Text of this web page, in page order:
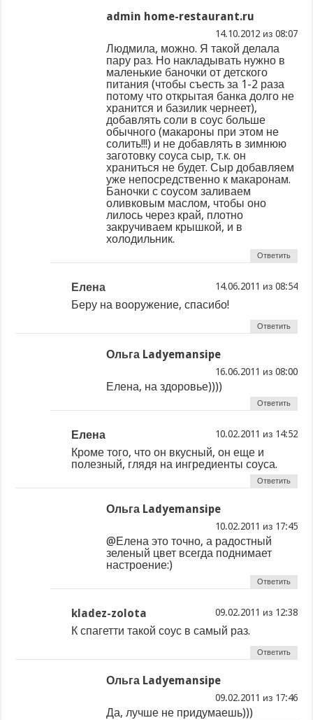
admin home-restaurant.ru
из
Людмила, можно. Я такой делала
пару раз. Но накладывать нужно в
маленькие баночки от детского
питания (чтобы съесть за 1-2 раза
потому что открытая банка долго не
хранится и базилик чернеет),
добавлять соли в соус больше
обычного (макароны при этом не
солить!!!) и не добавлять в зимнюю
заготовку соуса сыр, т.к. он
храниться не будет. Сыр добавляем
уже непосредственно к макаронам.
Баночки с соусом заливаем
оливковым маслом, чтобы оно
лилось через край, плотно
закручиваем крышкой, и в
холодильник.
Ответить
Елена из
Беру на вооружение, спасибо!
Ответить
Ольга Ladyemansipe
из
Елена, на здоровье))))
Ответить
Елена из
Кроме того, что он вкусный, он еще и
полезный, глядя на ингредиенты соуса.
Ответить
Ольга Ladyemansipe
из
@Елена это точно, а радостный
зеленый цвет всегда поднимает
настроение:)
Ответить
kladez-zolota из
К спагетти такой соус в самый раз.
Ответить
Ольга Ladyemansipe
из
Да, лучше не придумаешь)))